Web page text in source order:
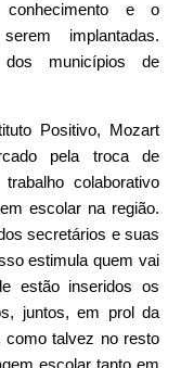
e o
implantadas.
dos municípios de
Positivo, Mozart
pela troca de
colaborativo
escolar na região.
secretários e suas
estimula quem vai
estão inseridos os
juntos, em prol da
como talvez no resto